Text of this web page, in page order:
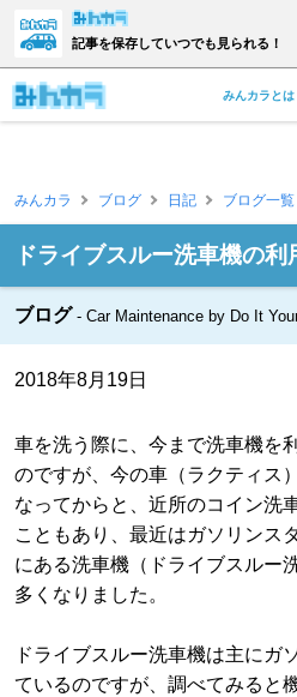
記事を保存していつでも見られる！
みんカラとは
みんカラ ブログ 日記 ブログ一覧
ドライブスルー洗車機の利
ブログ Car Maintenance by Do It
2018年8月19日
車を洗う際に、今まで洗車機を
のですが、今の車（ラクティス
なってからと、近所のコイン洗
こともあり、最近はガソリンス
にある洗車機（ドライブスルー
多くなりました。
ドライブスルー洗車機は主にガ
ているのですが、調べてみると